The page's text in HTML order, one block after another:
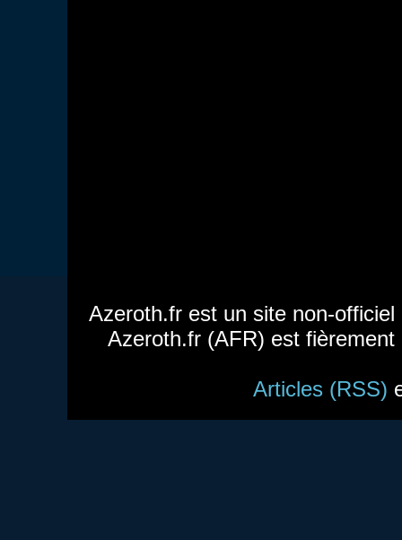
Azeroth.fr est un site non-
Azeroth.fr (AFR) est
Articles (RSS)